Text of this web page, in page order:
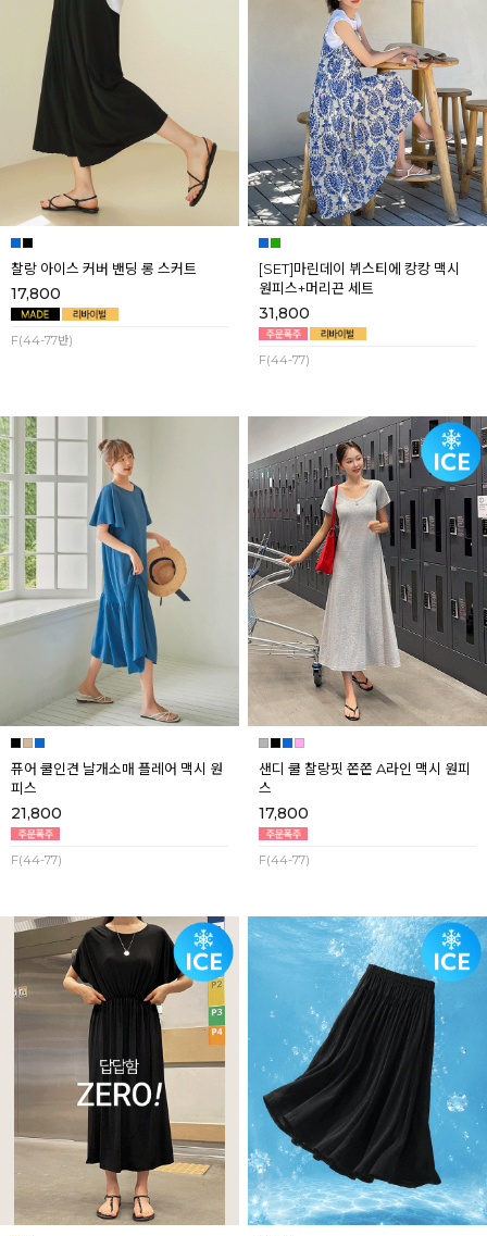
찰랑 아이스 커버 밴딩 롱 스커트
17,800
F(44-77반)
[SET]마린데이 뷔스티에 캉캉 맥시
원피스+머리끈 세트
31,800
F(44-77)
퓨어 쿨인견 날개소매 플레어 맥시 원
피스
21,800
F(44-77)
샌디 쿨 찰랑핏 쫀쫀 A라인 맥시 원피
스
17,800
F(44-77)